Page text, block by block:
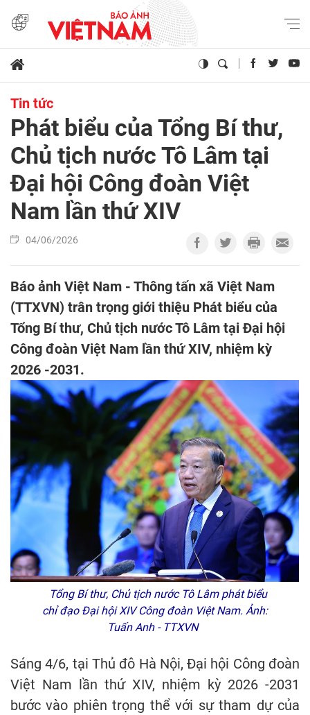
Tin tức
Phát biểu của Tổng Bí thư,
Chủ tịch nước Tô Lâm tại
Đại hội Công đoàn Việt
Nam lần thứ XIV
04/06/2026
Báo ảnh Việt Nam - Thông tấn xã Việt Nam
(TTXVN) trân trọng giới thiệu Phát biểu của
Tổng Bí thư, Chủ tịch nước Tô Lâm tại Đại hội
Công đoàn Việt Nam lần thứ XIV, nhiệm kỳ
2026 -2031.
Tổng Bí thư, Chủ tịch nước Tô Lâm phát biểu
chỉ đạo Đại hội XIV Công đoàn Việt Nam. Ảnh:
Tuấn Anh - TTXVN
Sáng 4/6, tại Thủ đô Hà Nội, Đại hội Công đoàn
Việt Nam lần thứ XIV, nhiệm kỳ 2026 -2031
bước vào phiên trọng thể với sự tham dự của